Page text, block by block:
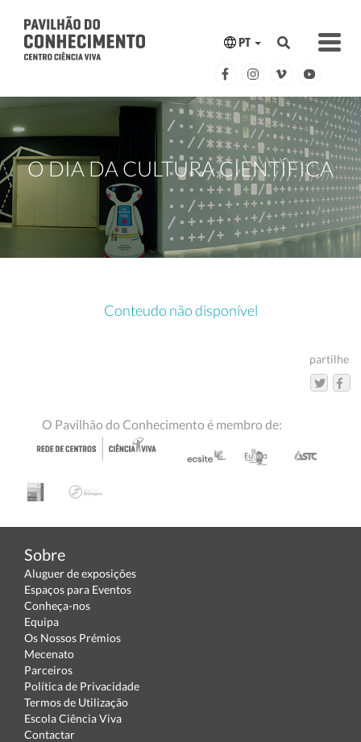
PT
O DIA DA CULTURA CIENTÍFICA
Conteudo não disponível
partilhe
O Pavilhão do Conhecimento é membro de:
Sobre
Aluguer de exposições
Espaços para Eventos
Conheça-nos
Equipa
Os Nossos Prémios
Mecenato
Parceiros
Política de Privacidade
Termos de Utilização
Escola Ciência Viva
Contactar